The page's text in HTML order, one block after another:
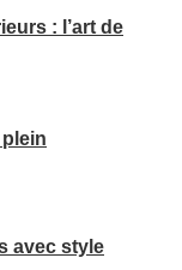
: l’art de
avec style